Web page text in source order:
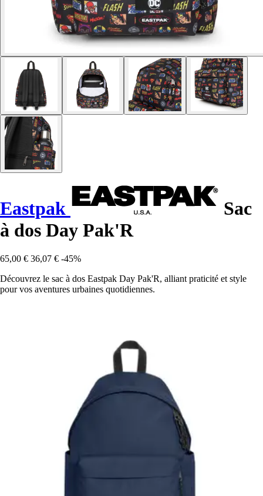
Eastpak
Sac
à dos Day Pak'R
65,00 € 36,07 € -45%
Découvrez le sac à dos Eastpak Day Pak'R, alliant praticité et style
pour vos aventures urbaines quotidiennes.